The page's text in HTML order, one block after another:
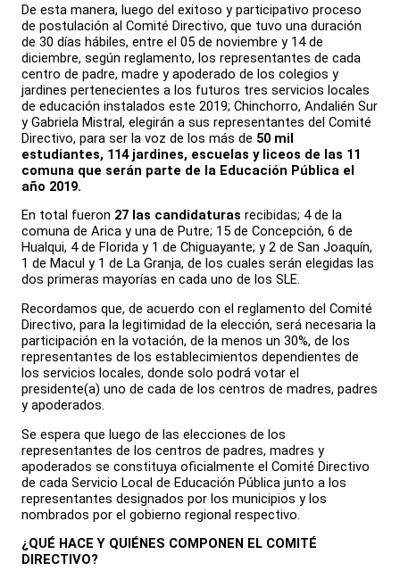
De esta manera, luego del exitoso y participativo proceso
de postulación al Comité Directivo, que tuvo una duración
de 30 días hábiles, entre el 05 de noviembre y 14 de
diciembre, según reglamento, los representantes de cada
centro de padre, madre y apoderado de los colegios y
jardines pertenecientes a los futuros tres servicios locales
de educación instalados este 2019; Chinchorro, Andalién Sur
y Gabriela Mistral, elegirán a sus representantes del Comité
Directivo, para ser la voz de los más de 50 mil
estudiantes, 114 jardines, escuelas y liceos de las 11
comuna que serán parte de la Educación Pública el
año 2019.
En total fueron 27 las candidaturas recibidas; 4 de la
comuna de Arica y una de Putre; 15 de Concepción, 6 de
Hualqui, 4 de Florida y 1 de Chiguayante; y 2 de San Joaquín,
1 de Macul y 1 de La Granja, de los cuales serán elegidas las
dos primeras mayorías en cada uno de los SLE.
Recordamos que, de acuerdo con el reglamento del Comité
Directivo, para la legitimidad de la elección, será necesaria la
participación en la votación, de la menos un 30%, de los
representantes de los establecimientos dependientes de
los servicios locales, donde solo podrá votar el
presidente(a) uno de cada de los centros de madres, padres
y apoderados.
Se espera que luego de las elecciones de los
representantes de los centros de padres, madres y
apoderados se constituya oficialmente el Comité Directivo
de cada Servicio Local de Educación Pública junto a los
representantes designados por los municipios y los
nombrados por el gobierno regional respectivo.
¿QUÉ HACE Y QUIÉNES COMPONEN EL COMITÉ
DIRECTIVO?